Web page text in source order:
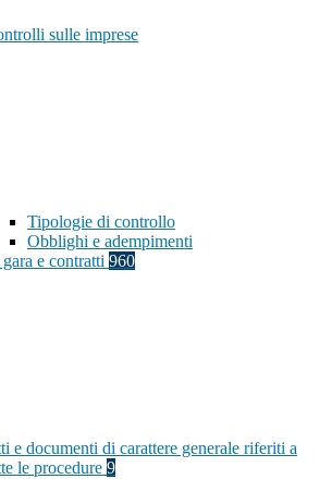
sulle imprese
Tipologie di controllo
Obblighi e adempimenti
e contratti 960
e documenti di carattere generale riferiti a
le procedure 9